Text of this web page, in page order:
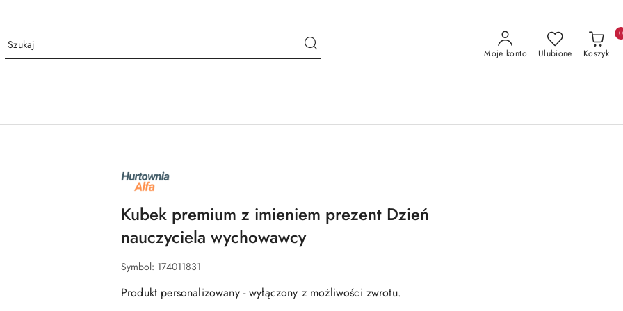
Moje konto Ulubione Koszyk
0
NAZWA
PRODUCENTA:
ALFA
Kubek premium z imieniem prezent Dzień
nauczyciela wychowawcy
Symbol: 174011831
Produkt personalizowany - wyłączony z możliwości zwrotu.